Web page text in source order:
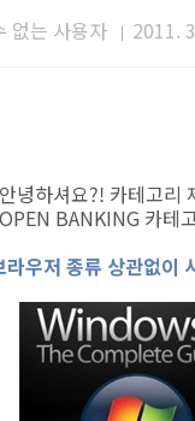
없는 사용자 2011.
녕하셔요?! 카테고리
BANKING 카테
라우저 종류 상관없이